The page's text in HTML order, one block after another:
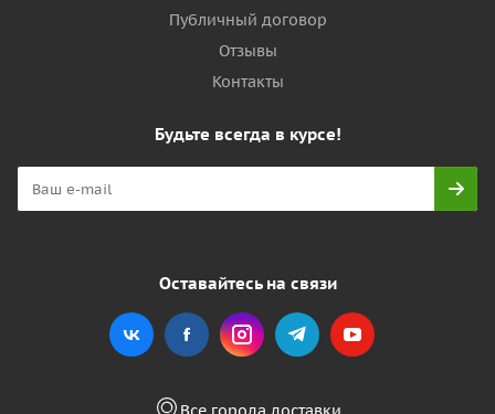
Публичный договор
Отзывы
Контакты
Будьте всегда в курсе!
Оставайтесь на связи